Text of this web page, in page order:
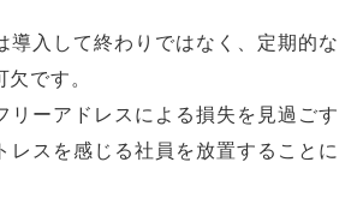
導入して終わりではなく、定期的な
です。
リーアドレスによる損失を見過ごす
レスを感じる社員を放置することに